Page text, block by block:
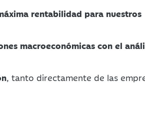
rentabilidad para nuestros
macroeconómicas con el
, tanto directamente de las